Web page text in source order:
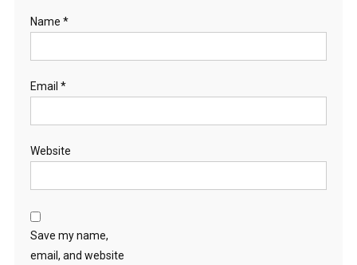
Name *
Email *
Website
Save my name,
email, and website